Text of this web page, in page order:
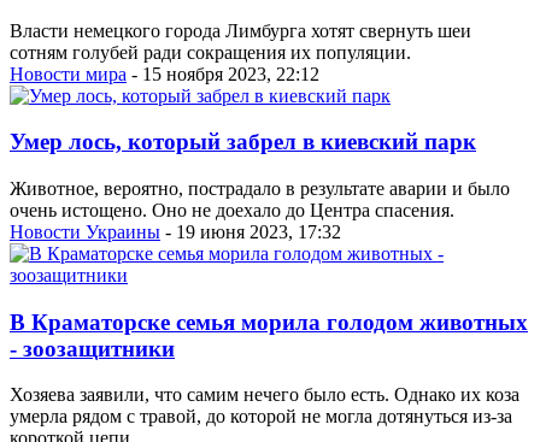
Власти немецкого города Лимбурга хотят свернуть шеи
сотням голубей ради сокращения их популяции.
Новости мира - 15 ноября 2023, 22:12
Умер лось, который забрел в киевский парк
Животное, вероятно, пострадало в результате аварии и было
очень истощено. Оно не доехало до Центра спасения.
Новости Украины - 19 июня 2023, 17:32
В Краматорске семья морила голодом животных
- зоозащитники
Хозяева заявили, что самим нечего было есть. Однако их коза
умерла рядом с травой, до которой не могла дотянуться из-за